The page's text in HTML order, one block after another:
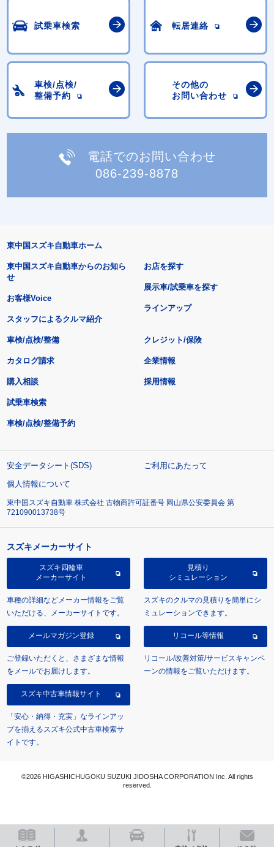
試乗車検索 転居連絡
車検/点検/
整備予約
その他の
お問い合わせ
電話でのお問い合わせ
086-239-8878
東中国スズキ自動車ホーム
東中国スズキ自動車からのお知ら
せ
お客様Voice
スタッフによるクルマ紹介
お店を探す
展示車/試乗車を探す
ラインアップ
車検/点検/整備 クレジット/保険
カタログ請求
購入相談
試乗車検索
車検/点検/整備予約
企業情報
採用情報
安全データシート(SDS)
ご利用にあたって
個人情報について
東中国スズキ自動車 株式会社 古物商許可証番号 岡山県公安委員会 第
721090013738号
スズキメーカーサイト
スズキ四輪車
メーカーサイト
車種の詳細などメーカー情報をご覧
いただける、メーカーサイトです。
見積り
シミュレーション
スズキのクルマの見積りを簡単にシ
ミュレーションできます。
メールマガジン登録
ご登録いただくと、さまざまな情報
をメールでお届けします。
リコール等情報
リコール/改善対策/サービスキャンペ
ーンの情報をご覧いただけます。
スズキ中古車情報サイト
「安心・納得・充実」なラインアッ
プを揃えるスズキ公式中古車検索サ
イトです。
©2026 HIGASHICHUGOKU SUZUKI JIDOSHA CORPORATION Inc. All rights
reserved.